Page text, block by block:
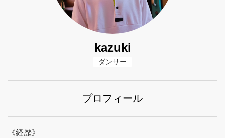
kazuki
ダンサー
プロフィール
《経歴》